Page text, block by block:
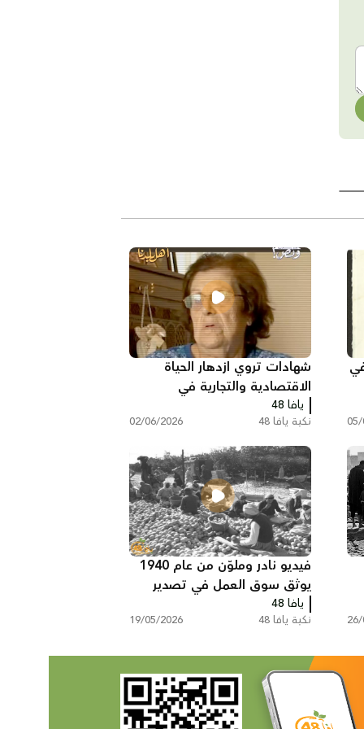
شهادات تروي ازدهار الحياة
الاقتصادية والتجارية في
فلسطين قبل النكبة
يافا 48
نكبة يافا 48 02/06/2026
فيديو نادر وملوّن من عام 1940
يوثق سوق العمل في تصدير
البرتقال اليافاوي عبر ميناء يافا
يافا 48
نكبة يافا 48 19/05/2026